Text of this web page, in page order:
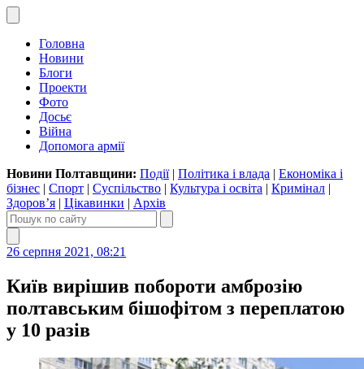
Головна
Новини
Блоги
Проекти
Фото
Досьє
Війна
Допомога армії
Новини Полтавщини: Події| Політика і влада | Економіка і
бізнес | Спорт | Суспільство | Культура і освіта | Кримінал |
Здоров’я | Цікавинки | Архів
26 серпня 2021, 08:21
Київ вирішив побороти амброзію
полтавським бішофітом з переплатою
у 10 разів